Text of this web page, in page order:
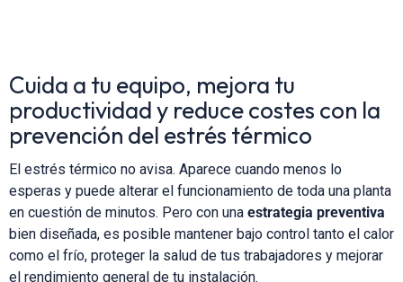
Cuida a tu equipo, mejora tu
productividad y reduce costes con la
prevención del estrés térmico
El estrés térmico no avisa. Aparece cuando menos lo
esperas y puede alterar el funcionamiento de toda una planta
en cuestión de minutos. Pero con una estrategia preventiva
bien diseñada, es posible mantener bajo control tanto el calor
como el frío, proteger la salud de tus trabajadores y mejorar
el rendimiento general de tu instalación.